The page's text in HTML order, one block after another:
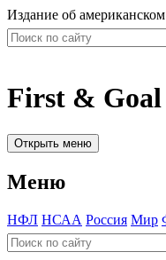
Издание об
First & Goal
Открыть меню
Меню
НФЛ НСАА Россия Мир